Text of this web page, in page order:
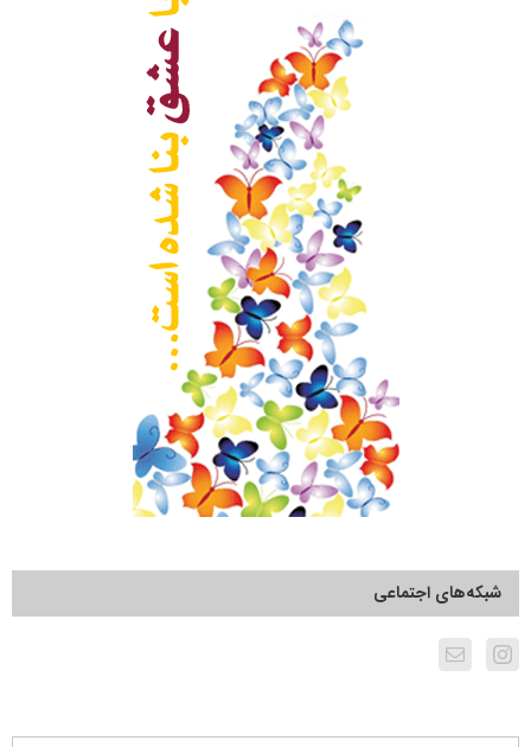
شبکه‌های اجتماعی